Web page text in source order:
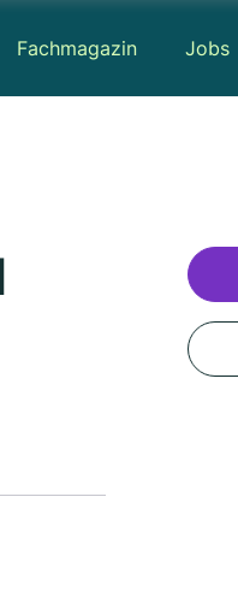
Fachmagazin Jobs